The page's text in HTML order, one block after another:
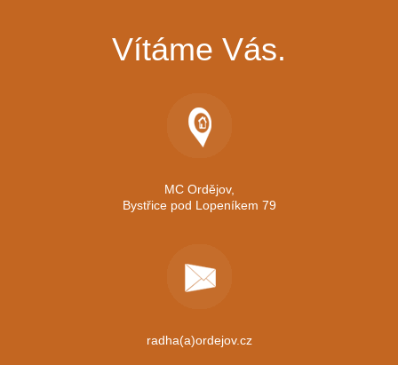
Vítáme Vás.
MC Ordějov,
Bystřice pod Lopeníkem 79
radha(a)ordejov.cz